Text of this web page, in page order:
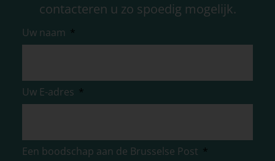
contacteren u zo spoedig mogelijk.
Uw naam
Uw E-adres
Een boodschap aan de Brusselse Post